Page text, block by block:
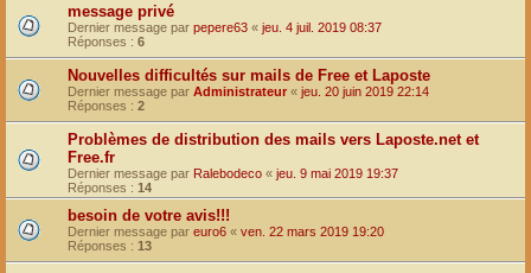
message privé
Dernier message par pepere63 « jeu. 4 juil. 2019 08:37
Réponses : 6
Nouvelles difficultés sur mails de Free et Laposte
Dernier message par Administrateur « jeu. 20 juin 2019 22:14
Réponses : 2
Problèmes de distribution des mails vers Laposte.net et
Free.fr
Dernier message par Ralebodeco « jeu. 9 mai 2019 19:37
Réponses : 14
besoin de votre avis!!!
Dernier message par euro6 « ven. 22 mars 2019 19:20
Réponses : 13